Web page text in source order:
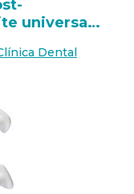
universal
Dental